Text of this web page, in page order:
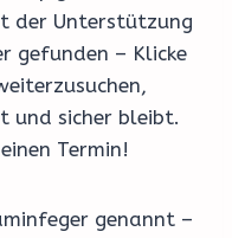
der Unterstützung
gefunden – Klicke
und sicher bleibt.
Termin!
genannt –